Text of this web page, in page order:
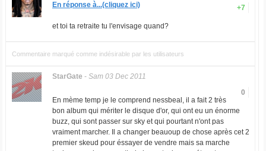
+7
En réponse à...(cliquez ici)
et toi ta retraite tu l'envisage quand?
Commentaire marqué comme indésirable par les utilisateurs
StarGate - Sam 03 Dec 2011
0
En mème temp je le comprend nessbeal, il a fait 2 très
bon album qui mériter le disque d'or, qui ont eu un énorme
buzz, qui sont passer sur sky et qui pourtant n'ont pas
vraiment marcher. Il a changer beauoup de chose après cet 2
premier skeud pour éssayer de vendre mais sa marche